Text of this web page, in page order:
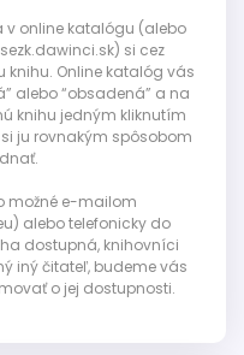
v online katalógu (alebo
si cez
knihu. Online katalóg vás
alebo “obsadená” a na
knihu jedným kliknutím
si ju rovnakým spôsobom
možné e-mailom
alebo telefonicky do
dostupná, knihovníci
iný čitateľ, budeme vás
o jej dostupnosti.